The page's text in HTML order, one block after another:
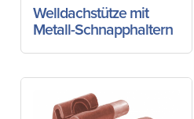
Welldachstütze mit
Metall-Schnapphaltern